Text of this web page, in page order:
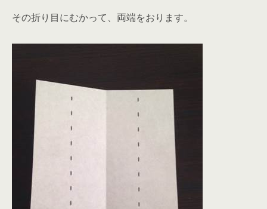
その折り目にむかって、両端をおります。